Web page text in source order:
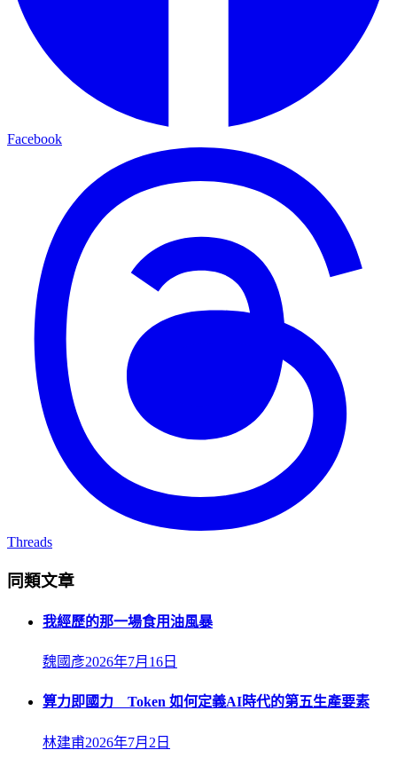
Facebook
Threads
同類文章
我經歷的那一場食用油風暴
魏國彥2026年7月16日
算力即國力 Token 如何定義AI時代的第五生產要素
林建甫2026年7月2日